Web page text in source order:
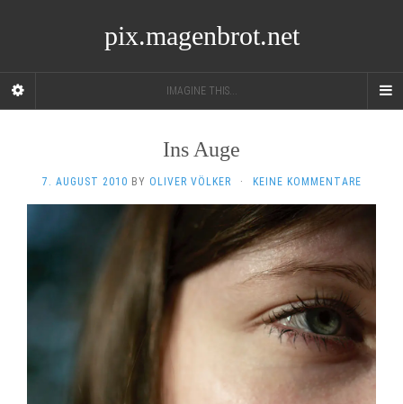
pix.magenbrot.net
IMAGINE THIS...
Ins Auge
7. AUGUST 2010 BY OLIVER VÖLKER · KEINE KOMMENTARE